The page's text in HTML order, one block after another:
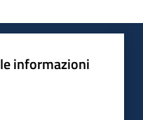
informazioni